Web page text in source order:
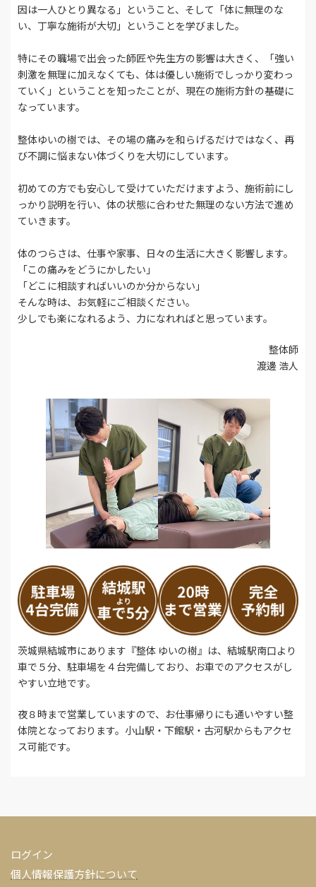
因は一人ひとり異なる」ということ、そして「体に無理のな
い、丁寧な施術が大切」ということを学びました。
特にその職場で出会った師匠や先生方の影響は大きく、「強い
刺激を無理に加えなくても、体は優しい施術でしっかり変わっ
ていく」ということを知ったことが、現在の施術方針の基礎に
なっています。
整体ゆいの樹では、その場の痛みを和らげるだけではなく、再
び不調に悩まない体づくりを大切にしています。
初めての方でも安心して受けていただけますよう、施術前にし
っかり説明を行い、体の状態に合わせた無理のない方法で進め
ていきます。
体のつらさは、仕事や家事、日々の生活に大きく影響します。
「この痛みをどうにかしたい」
「どこに相談すればいいのか分からない」
そんな時は、お気軽にご相談ください。
少しでも楽になれるよう、力になれればと思っています。
整体師
渡邊 浩人
茨城県結城市にあります『整体 ゆいの樹』は、結城駅南口より
車で５分、駐車場を４台完備しており、お車でのアクセスがし
やすい立地です。
夜８時まで営業していますので、お仕事帰りにも通いやすい整
体院となっております。小山駅・下館駅・古河駅からもアクセ
ス可能です。
ログイン
個人情報保護方針について